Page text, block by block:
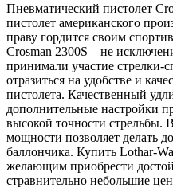
Пневматический пистолет
пистолет американского
праву гордится своим
Crosman 2300S – не
принимали участие стрелки-
отразиться на удобстве и
пистолета. Качественный
дополнительные настройки
высокой точности стрельбы.
мощности позволяет делать
баллончика. Купить Lothar-
желающим приобрести
стравнительно небольшие